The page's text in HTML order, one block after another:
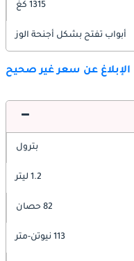
1315 كغ
أبواب تفتح بشكل أجنحة الوز
الإبلاغ عن سعر غير صحيح
بترول
1.2 ليتر
82 حصان
113 نيوتن-متر